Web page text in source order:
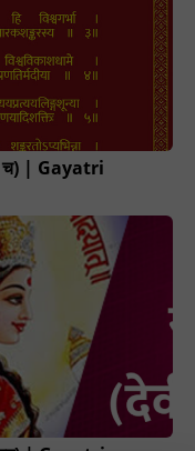
च) | Gayatri